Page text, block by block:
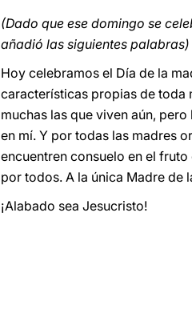
(Dado que ese domingo se
añadió las siguientes palabras)
Hoy celebramos el Día de la
características propias de toda
muchas las que viven aún,
en mí. Y por todas las madres
encuentren consuelo en el
por todos. A la única Madre de
¡Alabado sea Jesucristo!